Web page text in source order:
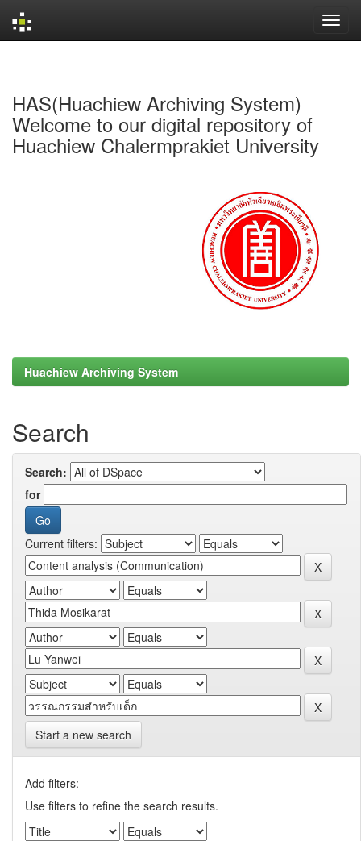
HAS(Huachiew Archiving System)
Welcome to our digital repository of
Huachiew Chalermprakiet University
Huachiew Archiving System
Search
Search:
for
Current filters:
Start a new search
Add filters:
Use filters to refine the search results.